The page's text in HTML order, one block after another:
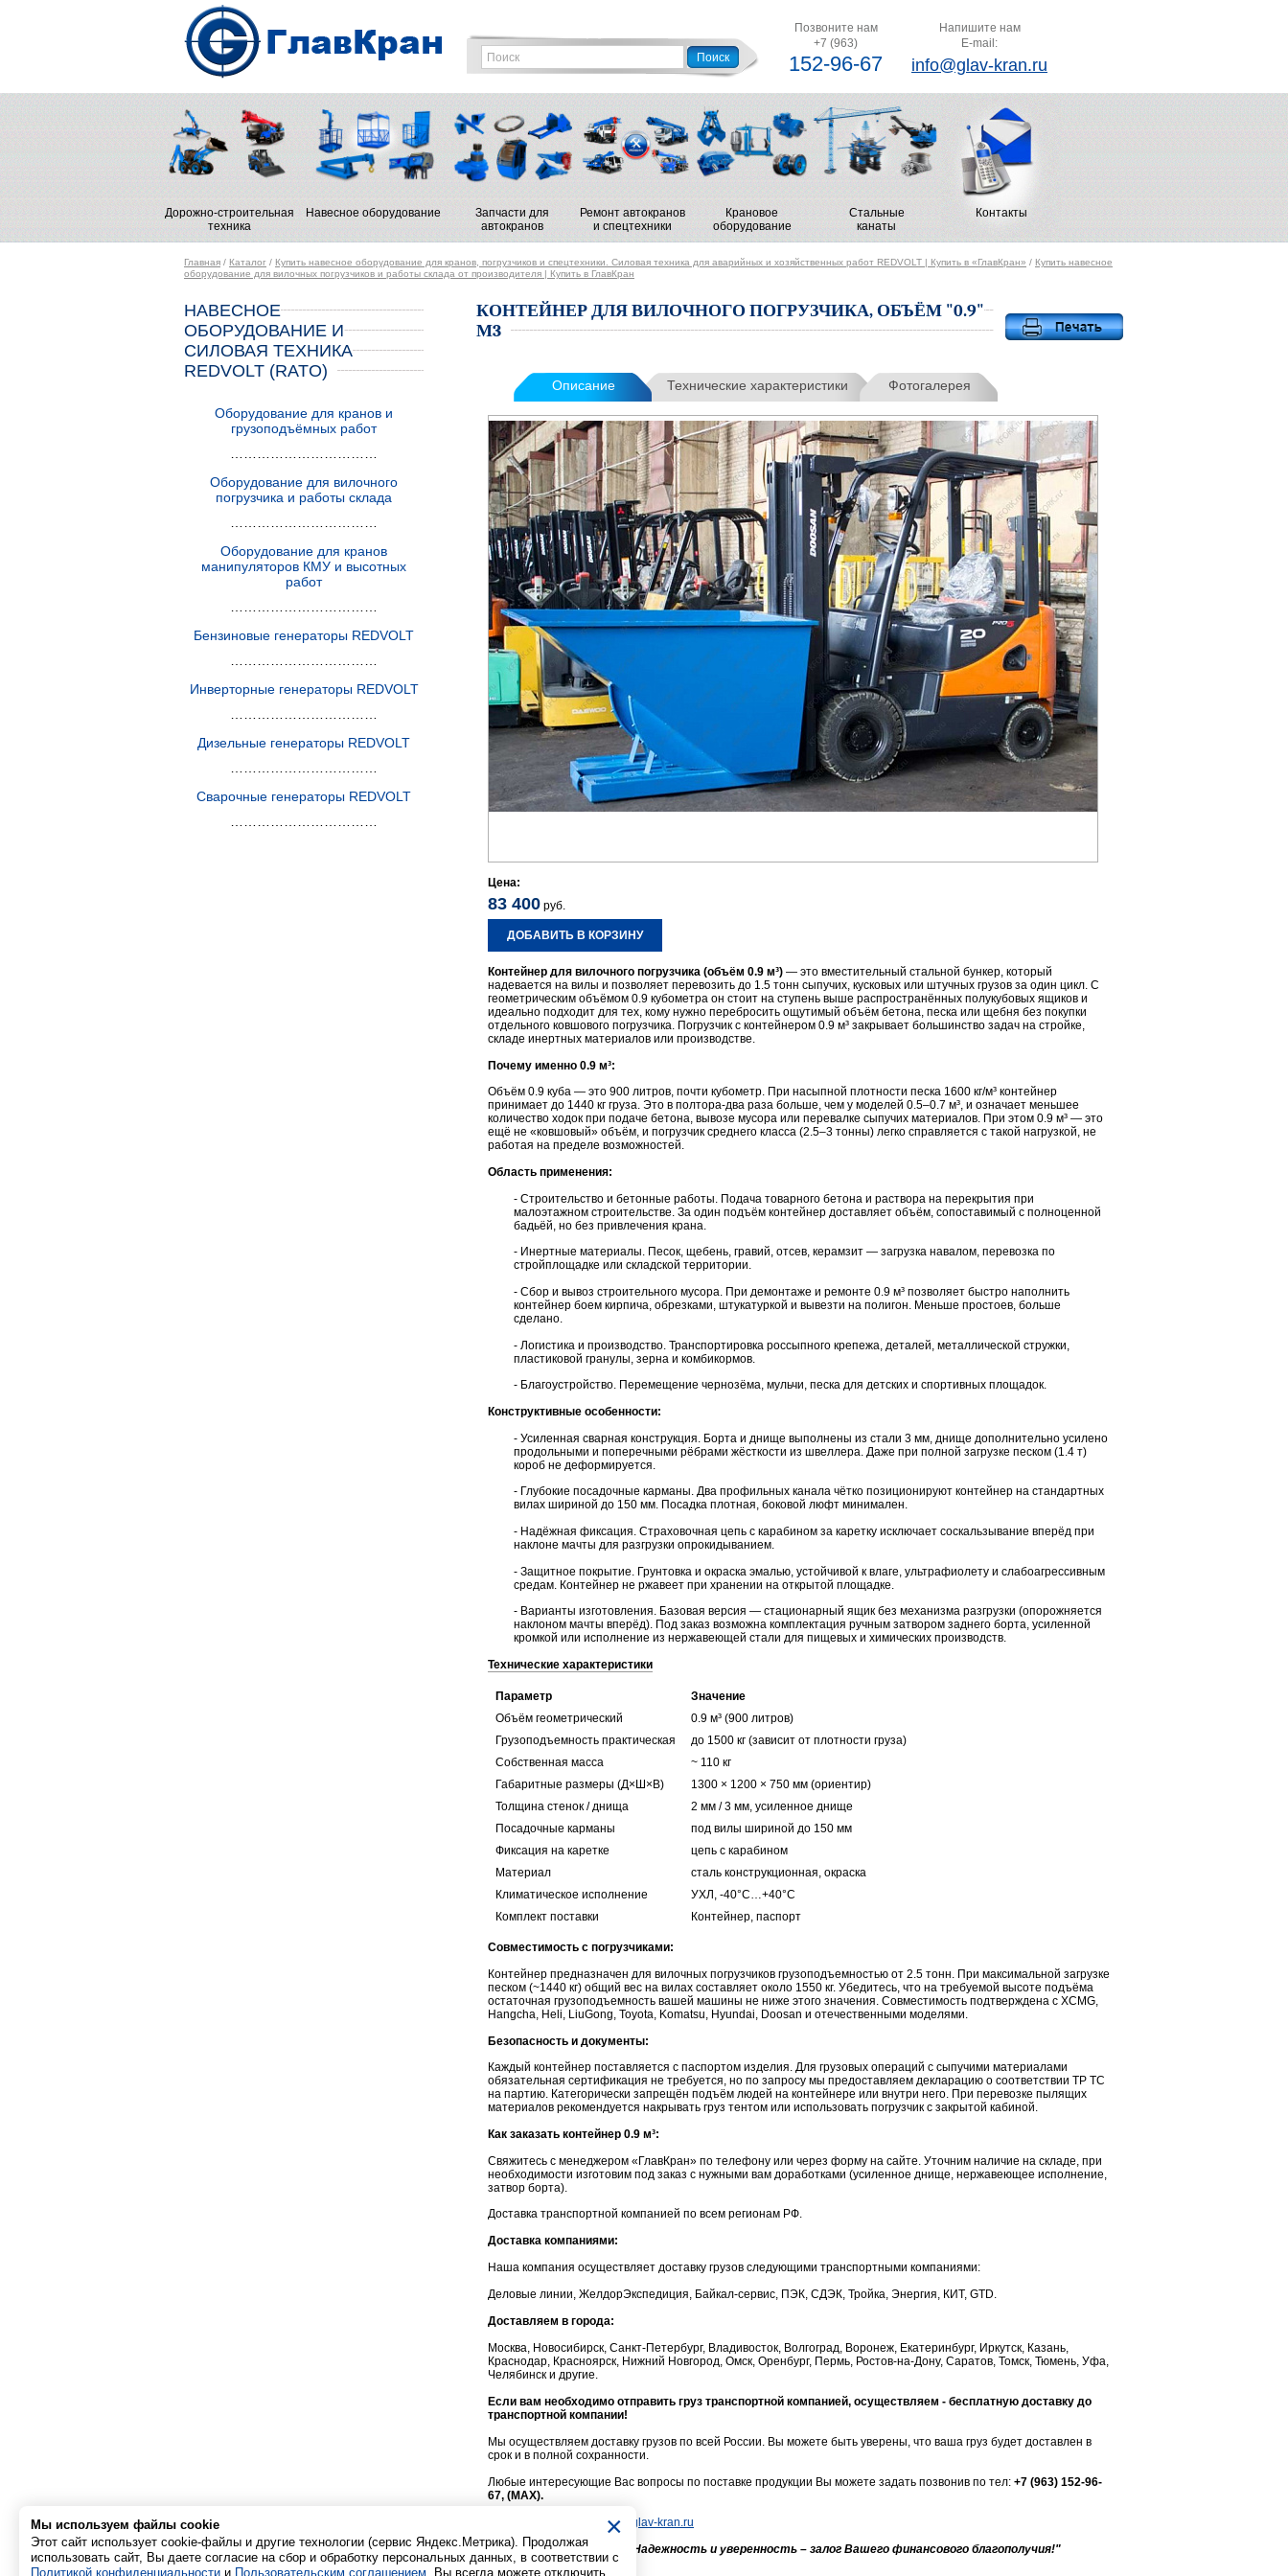
Позвоните нам
+7 (963)
152-96-67
Напишите нам
E-mail:
info@glav-kran.ru
Дорожно-строительная
техника
Навесное оборудование
Запчасти для
автокранов
Ремонт автокранов
и спецтехники
Крановое
оборудование
Стальные
канаты
Контакты
Главная / Каталог / Купить навесное оборудование для кранов, погрузчиков и спецтехники. Силовая техника для аварийных и хозяйственных работ REDVOLT | Купить в «ГлавКран» / Купить навесное
оборудование для вилочных погрузчиков и работы склада от производителя | Купить в ГлавКран
НАВЕСНОЕ
ОБОРУДОВАНИЕ И
СИЛОВАЯ ТЕХНИКА
REDVOLT (RATO)
Оборудование для кранов и
грузоподъёмных работ
Оборудование для вилочного
погрузчика и работы склада
Оборудование для кранов
манипуляторов КМУ и высотных
работ
Бензиновые генераторы REDVOLT
Инверторные генераторы REDVOLT
Дизельные генераторы REDVOLT
Сварочные генераторы REDVOLT
КОНТЕЙНЕР ДЛЯ ВИЛОЧНОГО ПОГРУЗЧИКА, ОБЪЁМ "0.9"
М3
Описание Технические характеристики Фотогалерея
Цена:
83 400 руб.
ДОБАВИТЬ В КОРЗИНУ
Контейнер для вилочного погрузчика (объём 0.9 м³) — это вместительный стальной бункер, который
надевается на вилы и позволяет перевозить до 1.5 тонн сыпучих, кусковых или штучных грузов за один цикл. С
геометрическим объёмом 0.9 кубометра он стоит на ступень выше распространённых полукубовых ящиков и
идеально подходит для тех, кому нужно перебросить ощутимый объём бетона, песка или щебня без покупки
отдельного ковшового погрузчика. Погрузчик с контейнером 0.9 м³ закрывает большинство задач на стройке,
складе инертных материалов или производстве.
Почему именно 0.9 м³:
Объём 0.9 куба — это 900 литров, почти кубометр. При насыпной плотности песка 1600 кг/м³ контейнер
принимает до 1440 кг груза. Это в полтора-два раза больше, чем у моделей 0.5–0.7 м³, и означает меньшее
количество ходок при подаче бетона, вывозе мусора или перевалке сыпучих материалов. При этом 0.9 м³ — это
ещё не «ковшовый» объём, и погрузчик среднего класса (2.5–3 тонны) легко справляется с такой нагрузкой, не
работая на пределе возможностей.
Область применения:
- Строительство и бетонные работы. Подача товарного бетона и раствора на перекрытия при
малоэтажном строительстве. За один подъём контейнер доставляет объём, сопоставимый с полноценной
бадьёй, но без привлечения крана.
- Инертные материалы. Песок, щебень, гравий, отсев, керамзит — загрузка навалом, перевозка по
стройплощадке или складской территории.
- Сбор и вывоз строительного мусора. При демонтаже и ремонте 0.9 м³ позволяет быстро наполнить
контейнер боем кирпича, обрезками, штукатуркой и вывезти на полигон. Меньше простоев, больше
сделано.
- Логистика и производство. Транспортировка россыпного крепежа, деталей, металлической стружки,
пластиковой гранулы, зерна и комбикормов.
- Благоустройство. Перемещение чернозёма, мульчи, песка для детских и спортивных площадок.
Конструктивные особенности:
- Усиленная сварная конструкция. Борта и днище выполнены из стали 3 мм, днище дополнительно усилено
продольными и поперечными рёбрами жёсткости из швеллера. Даже при полной загрузке песком (1.4 т)
короб не деформируется.
- Глубокие посадочные карманы. Два профильных канала чётко позиционируют контейнер на стандартных
вилах шириной до 150 мм. Посадка плотная, боковой люфт минимален.
- Надёжная фиксация. Страховочная цепь с карабином за каретку исключает соскальзывание вперёд при
наклоне мачты для разгрузки опрокидыванием.
- Защитное покрытие. Грунтовка и окраска эмалью, устойчивой к влаге, ультрафиолету и слабоагрессивным
средам. Контейнер не ржавеет при хранении на открытой площадке.
- Варианты изготовления. Базовая версия — стационарный ящик без механизма разгрузки (опорожняется
наклоном мачты вперёд). Под заказ возможна комплектация ручным затвором заднего борта, усиленной
кромкой или исполнение из нержавеющей стали для пищевых и химических производств.
Технические характеристики
Параметр
Значение
Объём геометрический
0.9 м³ (900 литров)
Грузоподъемность практическая
до 1500 кг (зависит от плотности груза)
Собственная масса
~ 110 кг
Габаритные размеры (Д×Ш×В)
1300 × 1200 × 750 мм (ориентир)
Толщина стенок / днища
2 мм / 3 мм, усиленное днище
Посадочные карманы
под вилы шириной до 150 мм
Фиксация на каретке
цепь с карабином
Материал
сталь конструкционная, окраска
Климатическое исполнение
УХЛ, -40°С…+40°С
Комплект поставки
Контейнер, паспорт
Совместимость с погрузчиками:
Контейнер предназначен для вилочных погрузчиков грузоподъемностью от 2.5 тонн. При максимальной загрузке
песком (~1440 кг) общий вес на вилах составляет около 1550 кг. Убедитесь, что на требуемой высоте подъёма
остаточная грузоподъемность вашей машины не ниже этого значения. Совместимость подтверждена с XCMG,
Hangcha, Heli, LiuGong, Toyota, Komatsu, Hyundai, Doosan и отечественными моделями.
Безопасность и документы:
Каждый контейнер поставляется с паспортом изделия. Для грузовых операций с сыпучими материалами
обязательная сертификация не требуется, но по запросу мы предоставляем декларацию о соответствии ТР ТС
на партию. Категорически запрещён подъём людей на контейнере или внутри него. При перевозке пылящих
материалов рекомендуется накрывать груз тентом или использовать погрузчик с закрытой кабиной.
Как заказать контейнер 0.9 м³:
Свяжитесь с менеджером «ГлавКран» по телефону или через форму на сайте. Уточним наличие на складе, при
необходимости изготовим под заказ с нужными вам доработками (усиленное днище, нержавеющее исполнение,
затвор борта).
Доставка транспортной компанией по всем регионам РФ.
Доставка компаниями:
Наша компания осуществляет доставку грузов следующими транспортными компаниями:
Деловые линии, ЖелдорЭкспедиция, Байкал-сервис, ПЭК, СДЭК, Тройка, Энергия, КИТ, GTD.
Доставляем в города:
Москва, Новосибирск, Санкт-Петербург, Владивосток, Волгоград, Воронеж, Екатеринбург, Иркутск, Казань,
Краснодар, Красноярск, Нижний Новгород, Омск, Оренбург, Пермь, Ростов-на-Дону, Саратов, Томск, Тюмень, Уфа,
Челябинск и другие.
Если вам необходимо отправить груз транспортной компанией, осуществляем - бесплатную доставку до
транспортной компании!
Мы осуществляем доставку грузов по всей России. Вы можете быть уверены, что ваша груз будет доставлен в
срок и в полной сохранности.
Любые интересующие Вас вопросы по поставке продукции Вы можете задать позвонив по тел: +7 (963) 152-96-
67, (MAX).
info@glav-kran.ru
Девиз нашей компании: "
Надежность и уверенность – залог Вашего финансового благополучия!"
Мы используем файлы cookie
Этот сайт использует cookie-файлы и другие технологии (сервис Яндекс.Метрика). Продолжая
использовать сайт, Вы даете согласие на сбор и обработку персональных данных, в соответствии с
Политикой конфиденциальности и Пользовательским соглашением . Вы всегда можете отключить
×